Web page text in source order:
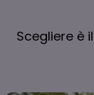
Scegliere è